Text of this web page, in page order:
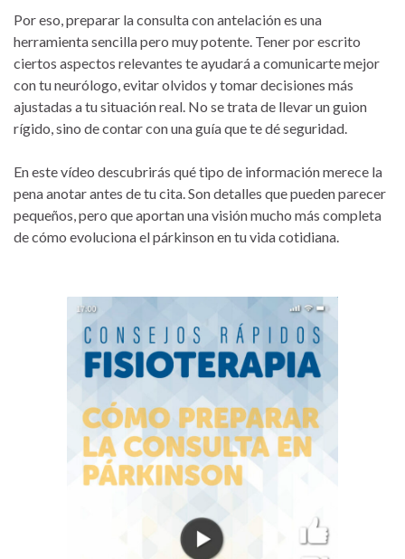
Por eso, preparar la consulta con antelación es una
herramienta sencilla pero muy potente. Tener por escrito
ciertos aspectos relevantes te ayudará a comunicarte mejor
con tu neurólogo, evitar olvidos y tomar decisiones más
ajustadas a tu situación real. No se trata de llevar un guion
rígido, sino de contar con una guía que te dé seguridad.
En este vídeo descubrirás qué tipo de información merece la
pena anotar antes de tu cita. Son detalles que pueden parecer
pequeños, pero que aportan una visión mucho más completa
de cómo evoluciona el párkinson en tu vida cotidiana.